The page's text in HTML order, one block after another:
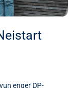
enger DP-